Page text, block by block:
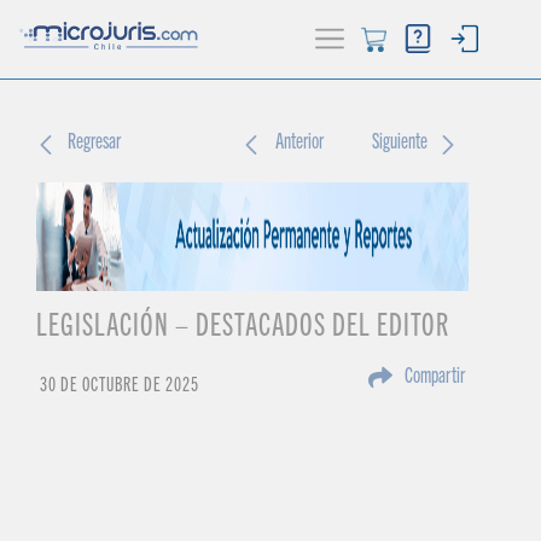
ACTUALIDAD
BUSCADOR
HERRAMIENTAS
Regresar Siguiente
Anterior
LEGISLACIÓN – DESTACADOS DEL EDITOR
30 DE OCTUBRE DE 2025 Compartir